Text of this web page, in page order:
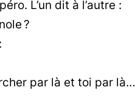
L’un dit à l’autre :
?
par là et toi par là…